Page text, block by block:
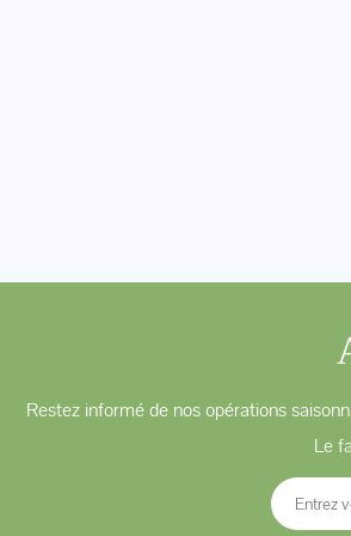
Restez informé de nos opérations
Le